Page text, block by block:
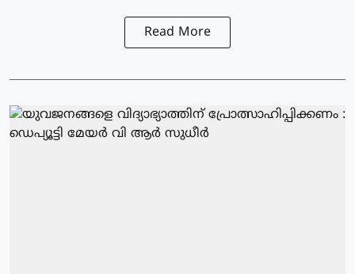
Read More